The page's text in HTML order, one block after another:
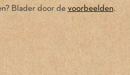
Blader door de voorbeelden.